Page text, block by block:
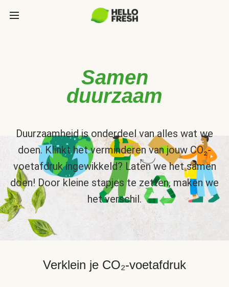
Samen
duurzaam
Duurzaamheid is onderdeel van alles wat we
doen. Klinkt het verminderen van jouw CO₂-
voetafdruk ingewikkeld? Laten we het samen
doen! Door kleine stapjes te zetten, maken we
het verschil.
Verklein je CO₂-voetafdruk